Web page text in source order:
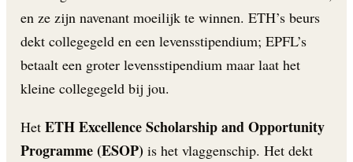
en ze zijn navenant moeilijk te winnen. ETH’s beurs
dekt collegegeld en een levensstipendium; EPFL’s
betaalt een groter levensstipendium maar laat het
kleine collegegeld bij jou.
Het ETH Excellence Scholarship and Opportunity
Programme (ESOP) is het vlaggenschip. Het dekt